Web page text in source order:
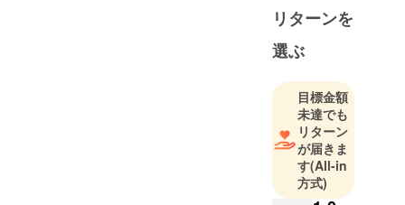
リターンを
選ぶ
目標金額
未達でも
リターン
が届きま
す(All-in
方式)